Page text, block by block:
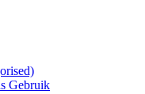
Gebruik